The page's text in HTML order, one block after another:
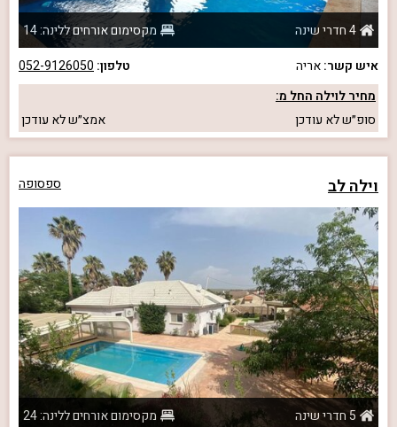
4 חדרי שינה
מקסימום אורחים ללינה: 14
איש קשר:אריה טלפון: 052-9126050
מחיר לוילה החל מ:
סופ״שלא עודכן אמצ״שלא עודכן
וילה לב ספסופה
5 חדרי שינה
מקסימום אורחים ללינה: 24